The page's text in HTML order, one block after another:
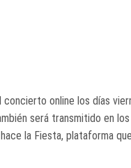
online los días
será transmitido en
la Fiesta, plataforma